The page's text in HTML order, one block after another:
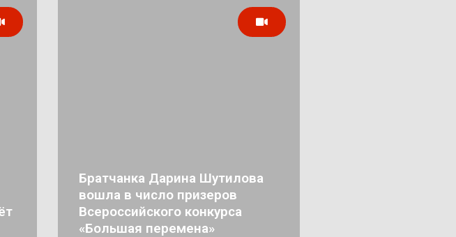
Братчанка Дарина Шутилова
вошла в число призеров
Всероссийского конкурса
«Большая перемена»